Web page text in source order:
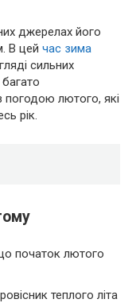
джерелах його
В цей час зима
сильних
багато
погодою лютого, які
рік.
початок лютого
теплого літа